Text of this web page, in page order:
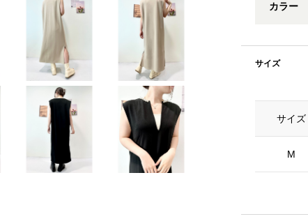
カラー
サイズ
サイズ
M